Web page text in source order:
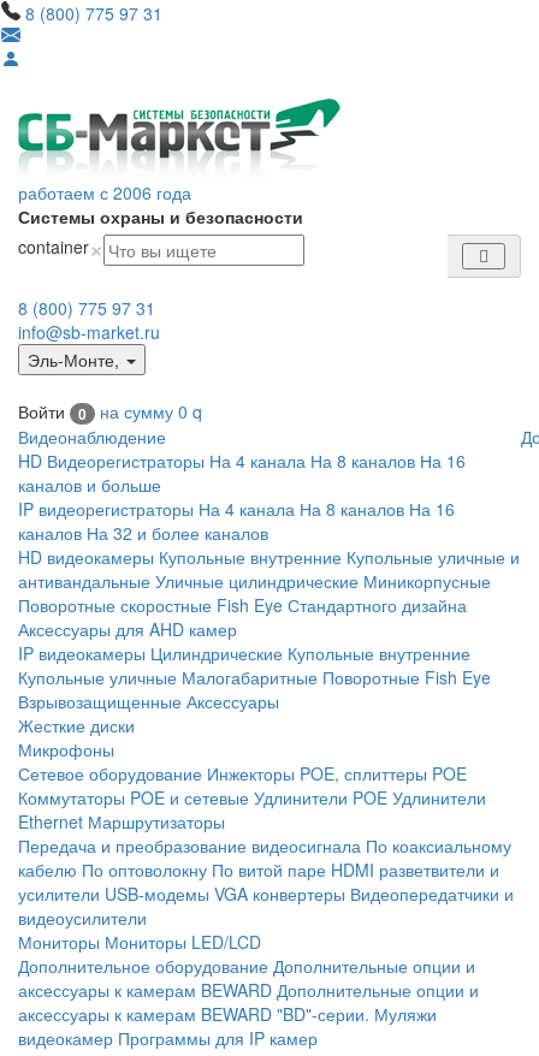
8 (800) 775 97 31
работаем с 2006 года
Системы охраны и безопасности
container×
8 (800) 775 97 31
info@sb-market.ru
Эль-Монте,
Войти 0 на сумму 0 q
Видеонаблюдение
HD Видеорегистраторы На 4 канала На 8 каналов На 16
каналов и больше
IP видеорегистраторы На 4 канала На 8 каналов На 16
каналов На 32 и более каналов
HD видеокамеры Купольные внутренние Купольные уличные и
антивандальные Уличные цилиндрические Миникорпусные
Поворотные скоростные Fish Eye Стандартного дизайна
Аксессуары для AHD камер
IP видеокамеры Цилиндрические Купольные внутренние
Купольные уличные Малогабаритные Поворотные Fish Eye
Взрывозащищенные Аксессуары
Жесткие диски
Микрофоны
Сетевое оборудование Инжекторы POE, сплиттеры POE
Коммутаторы POE и сетевые Удлинители POE Удлинители
Ethernet Маршрутизаторы
Передача и преобразование видеосигнала По коаксиальному
кабелю По оптоволокну По витой паре HDMI разветвители и
усилители USB-модемы VGA конвертеры Видеопередатчики и
видеоусилители
Мониторы Мониторы LED/LCD
Дополнительное оборудование Дополнительные опции и
аксессуары к камерам BEWARD Дополнительные опции и
аксессуары к камерам BEWARD "BD"-серии. Муляжи
видеокамер Программы для IP камер